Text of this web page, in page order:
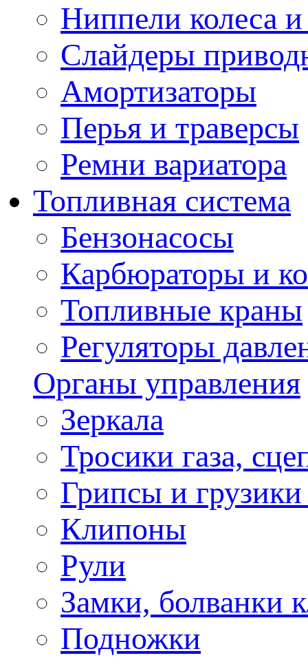
Ниппели колеса
Слайдеры
Амортизаторы
Перья и траверсы
Ремни вариатора
Топливная система
Бензонасосы
Карбюраторы и
Топливные краны
Регуляторы
Органы управления
Зеркала
Тросики газа,
Грипсы и грузики
Клипоны
Рули
Замки, болванки
Подножки